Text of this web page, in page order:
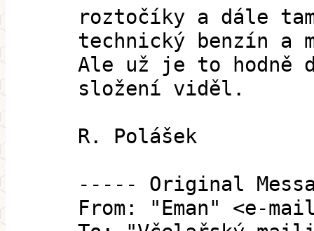
roztočíky a dále
technický benzín a
Ale už je to hodně
složení viděl.
R. Polášek
----- Original
From: "Eman" <e-